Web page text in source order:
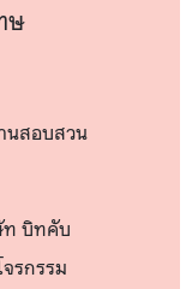
ษ
นสอบสวน
ท บิทคับ
รกรรม